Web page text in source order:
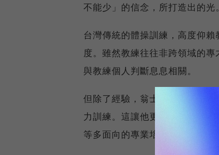
不能少」的信念，所打造出的光。
台灣傳統的體操訓練，高度仰
度。雖然教練往往非跨領域的
與教練個人判斷息息相關。
但除了經驗，翁士航更相信的，
力訓練。這讓他更注重科學化訓
等多面向的專業培養。